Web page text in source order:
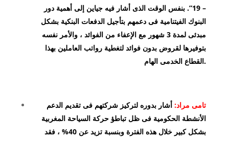
– 19”. بنفس الوقت الذى أشار فيه جياين إلى أهمية دور
البنوك الفيتنامية فى دعمهم بتأجيل الدفعات البنكية بشكل
مبدئى لمدة 3 شهور مع الإعفاء من الفوائد ، والأمر نفسه
بتوفيرها لقروض بدون فوائد لتغطية رواتب العاملين بهذا
القطاع الخدمى الهام.
تامى مراد: أشار بدوره لتركيز شركتهم فى تقديم الدعم
الأنشطة الحكومية فى ظل تباطؤ حركة السياحة المغربية
بشكل كبير خلال هذه الفترة وبنسبة تزيد عن 40% ، فقد